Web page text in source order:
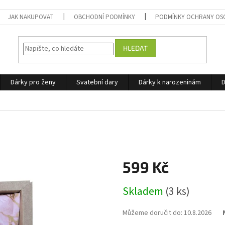
JAK NAKUPOVAT OBCHODNÍ PODMÍNKY PODMÍNKY OCHRANY
HLEDAT
Dárky pro ženy Svatební dary Dárky k narozeninám
599 Kč
cena:
Skladem (3 ks)
Můžeme doručit do: 10.8.2026